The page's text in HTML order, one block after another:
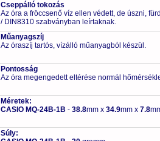
Cseppálló tokozás
Az óra a fröccsenő víz ellen védett, de úszni,
/ DIN8310 szabványban leírtaknak.
Műanyagszíj
Az óraszíj tartós, vízálló műanyagból készül.
Pontosság
Az óra megengedett eltérése normál
Méretek:
CASIO MQ-24B-1B - 38.8mm x 34.9mm x 7.8
Súly: